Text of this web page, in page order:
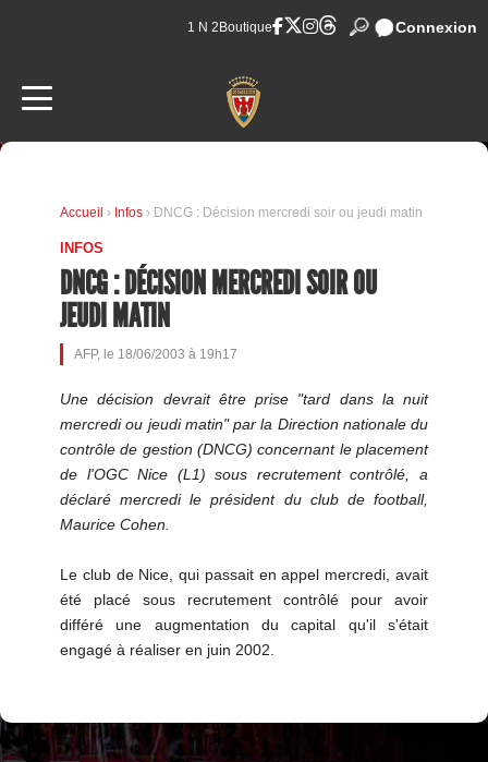
1 N 2 Boutique Connexion
Accueil › Infos › DNCG : Décision mercredi soir ou jeudi matin
INFOS
DNCG : DÉCISION MERCREDI SOIR OU
JEUDI MATIN
AFP, le 18/06/2003 à 19h17
Une décision devrait être prise "tard dans la nuit
mercredi ou jeudi matin" par la Direction nationale du
contrôle de gestion (DNCG) concernant le placement
de l'OGC Nice (L1) sous recrutement contrôlé, a
déclaré mercredi le président du club de football,
Maurice Cohen.
Le club de Nice, qui passait en appel mercredi, avait
été placé sous recrutement contrôlé pour avoir
différé une augmentation du capital qu'il s'était
engagé à réaliser en juin 2002.